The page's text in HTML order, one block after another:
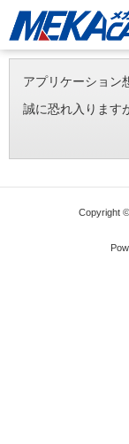
アプリケーション
誠に恐れ入ります
Copyright